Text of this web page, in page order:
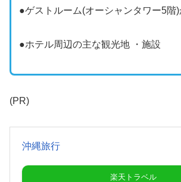
●ゲストルーム(オーシャンタワー5階
●ホテル周辺の主な観光地 ・施設
(PR)
沖縄旅行
楽天トラベル